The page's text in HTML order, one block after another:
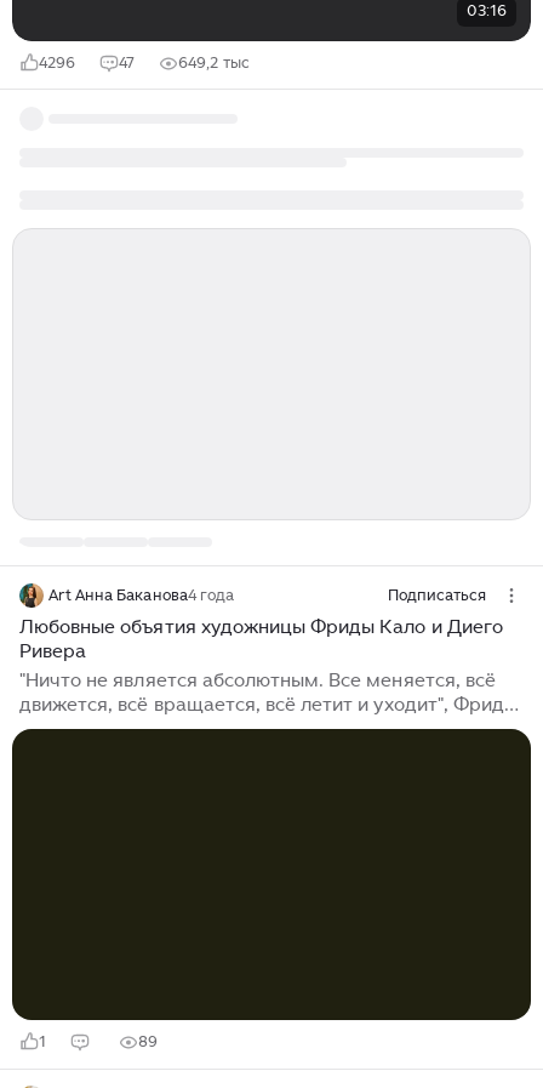
03:16
4296 47 649,2 тыс
Art Анна Баканова4 года Подписаться
Любовные объятия художницы Фриды Кало и Диего
Ривера
"Ничто не является абсолютным. Все меняется, всё
движется, всё вращается, всё летит и уходит", Фрида
Кало "Любовное объятие вселенной, Земля (Мексика),
1 89